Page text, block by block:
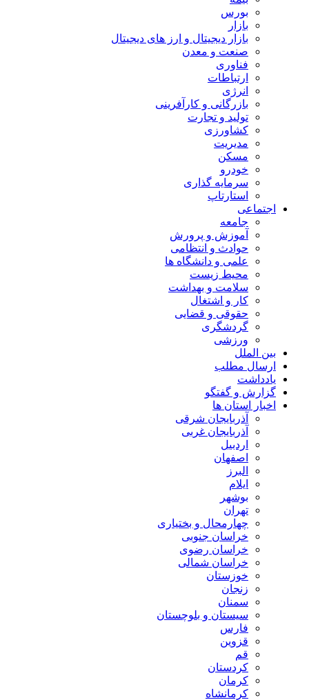
بورس
بازار
بازار دیجیتال و ارز های دیجیتال
صنعت و معدن
فناوری
ارتباطات
انرژی
بازرگانی و کارآفرینی
تولید و تجارت
کشاورزی
مدیریت
مسکن
خودرو
سرمایه گذاری
استارتاپ
اجتماعی
جامعه
آموزش و پرورش
حوادث و انتظامی
علمی و دانشگاه ها
محیط زیست
سلامت و بهداشت
کار و اشتغال
حقوقی و قضایی
گردشگری
ورزشی
بین الملل
ارسال مطلب
یادداشت
گزارش و گفتگو
اخبار استان ها
آذربایجان شرقی
آذربایجان غربی
اردبیل
اصفهان
البرز
ایلام
بوشهر
تهران
چهارمحال و بختیاری
خراسان جنوبی
خراسان رضوی
خراسان شمالی
خوزستان
زنجان
سمنان
سیستان و بلوچستان
فارس
قزوین
قم
کردستان
کرمان
کرمانشاه